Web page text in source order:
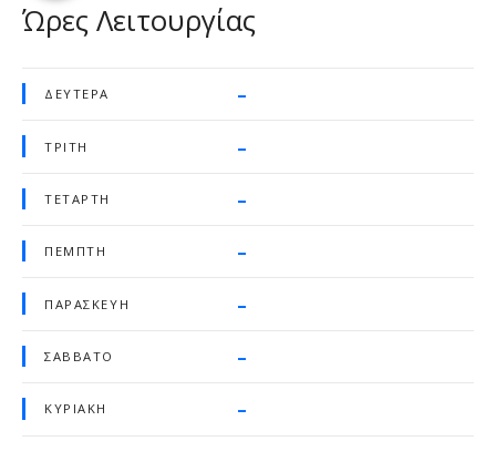
Ώρες Λειτουργίας
ΔΕΥΤΈΡΑ –
ΤΡΊΤΗ –
ΤΕΤΆΡΤΗ –
ΠΈΜΠΤΗ –
ΠΑΡΑΣΚΕΥΉ –
ΣΆΒΒΑΤΟ –
ΚΥΡΙΑΚΉ –